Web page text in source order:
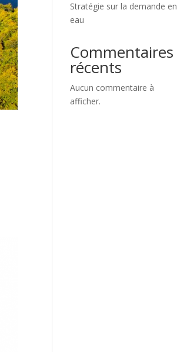
Stratégie sur la demande en
eau
Commentaires
récents
Aucun commentaire à
afficher.